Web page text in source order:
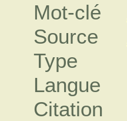
Mot-clé
Source
Type
Langue
Citation